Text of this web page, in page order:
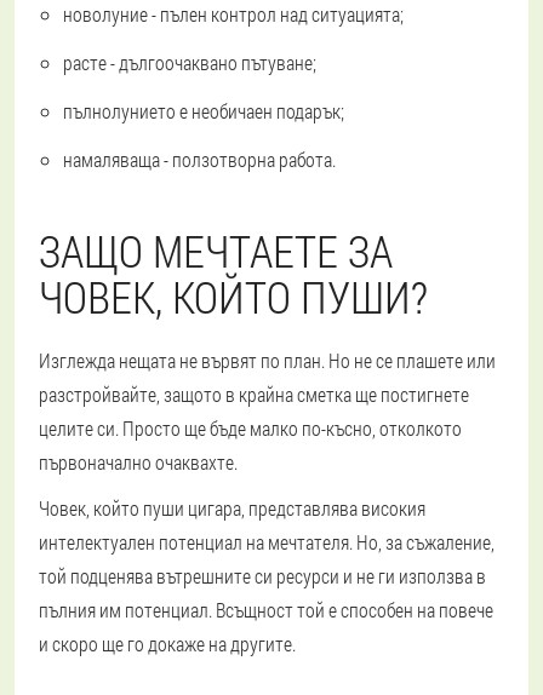
новолуние - пълен контрол над ситуацията;
расте - дългоочаквано пътуване;
пълнолунието е необичаен подарък;
намаляваща - ползотворна работа.
ЗАЩО МЕЧТАЕТЕ ЗА
ЧОВЕК, КОЙТО ПУШИ?
Изглежда нещата не вървят по план. Но не се плашете или
разстройвайте, защото в крайна сметка ще постигнете
целите си. Просто ще бъде малко по-късно, отколкото
първоначално очаквахте.
Човек, който пуши цигара, представлява високия
интелектуален потенциал на мечтателя. Но, за съжаление,
той подценява вътрешните си ресурси и не ги използва в
пълния им потенциал. Всъщност той е способен на повече
и скоро ще го докаже на другите.